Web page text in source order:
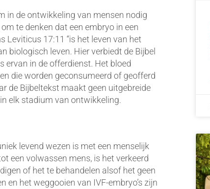
in de ontwikkeling van mensen nodig
te denken dat een embryo in een
17:11 “is het leven van het
biologisch leven. Hier verbiedt de Bijbel
ervan in de offerdienst. Het bloed
die worden geconsumeerd of geofferd
de Bijbeltekst maakt geen uitgebreide
elk stadium van ontwikkeling.
levend wezen is met een menselijk
een volwassen mens, is het verkeerd
of het te behandelen alsof het geen
het weggooien van IVF-embryo’s zijn